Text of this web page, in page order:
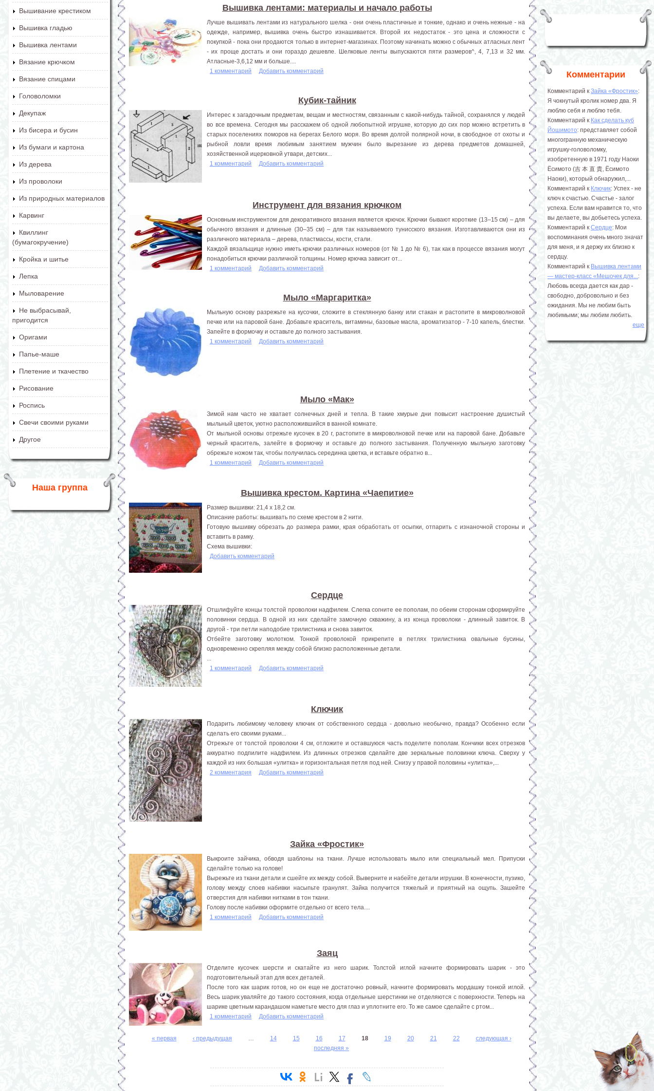
Вышивание крестиком
Вышивка гладью
Вышивка лентами
Вязание крючком
Вязание спицами
Головоломки
Декупаж
Из бисера и бусин
Из бумаги и картона
Из дерева
Из проволоки
Из природных материалов
Карвинг
Квиллинг
(бумагокручение)
Кройка и шитье
Лепка
Мыловарение
Не выбрасывай,
пригодится
Оригами
Папье-маше
Плетение и ткачество
Рисование
Роспись
Свечи своими руками
Другое
Наша группа
Вышивка лентами: материалы и начало работы
Лучше вышивать лентами из натурального шелка - они очень пластичные и тонкие, однако и очень нежные - на
одежде, например, вышивка очень быстро изнашивается. Второй их недостаток - это цена и сложности с
покупкой - пока они продаются только в интернет-магазинах. Поэтому начинать можно с обычных атласных лент
- их проще достать и они гораздо дешевле. Шелковые ленты выпускаются пяти размеров^, 4, 7,13 и 32 мм.
Атласные-3,6,12 мм и больше....
1 комментарий
Добавить комментарий
Кубик-тайник
Интерес к загадочным предметам, вещам и местностям, связанным с какой-нибудь тайной, сохранялся у людей
во все времена. Сегодня мы расскажем об одной любопытной игрушке, которую до сих пор можно встретить в
старых поселениях поморов на берегах Белого моря. Во время долгой полярной ночи, в свободное от охоты и
рыбной ловли время любимым занятием мужчин было вырезание из дерева предметов домашней,
хозяйственной ицерковной утвари, детских...
1 комментарий
Добавить комментарий
Инструмент для вязания крючком
Основным инструментом для декоративного вязания является крючок. Крючки бывают короткие (13–15 см) – для
обычного вязания и длинные (30–35 см) – для так называемого тунисского вязания. Изготавливаются они из
различного материала – дерева, пластмассы, кости, стали.
Каждой вязальщице нужно иметь крючки различных номеров (от № 1 до № 6), так как в процессе вязания могут
понадобиться крючки различной толщины. Номер крючка зависит от...
1 комментарий
Добавить комментарий
Мыло «Маргаритка»
Мыльную основу разрежьте на кусочки, сложите в стеклянную банку или стакан и растопите в микроволновой
печке или на паровой бане. Добавьте краситель, витамины, базовые масла, ароматизатор - 7-10 капель, блестки.
Запейте в формочку и оставьте до полного застывания.
1 комментарий
Добавить комментарий
Мыло «Мак»
Зимой нам часто не хватает солнечных дней и тепла. В такие хмурые дни повысит настроение душистый
мыльный цветок, уютно расположившийся в ванной комнате.
От мыльной основы отрежьте кусочек в 20 г, растопите в микроволновой печке или на паровой бане. Добавьте
черный краситель, залейте в формочку и оставьте до полного застывания. Полученную мыльную заготовку
обрежьте ножом так, чтобы получилась серединка цветка, и вставьте обратно в...
1 комментарий
Добавить комментарий
Вышивка крестом. Картина «Чаепитие»
Размер вышивки: 21,4 х 18,2 см.
Описание работы: вышивать по схеме крестом в 2 нити.
Готовую вышивку обрезать до размера рамки, края обработать от осыпки, отпарить с изнаночной стороны и
вставить в рамку.
Схема вышивки:
Добавить комментарий
Сердце
Отшлифуйте концы толстой проволоки надфилем. Слегка согните ее пополам, по обеим сторонам сформируйте
половинки сердца. В одной из них сделайте замочную скважину, а из конца проволоки - длинный завиток. В
другой - три петли наподобие трилистника и снова завиток.
Отбейте заготовку молотком. Тонкой проволокой прикрепите в петлях трилистника овальные бусины,
одновременно скрепляя между собой близко расположенные детали.
1 комментарий
Добавить комментарий
Ключик
Подарить любимому человеку ключик от собственного сердца - довольно необычно, правда? Особенно если
сделать его своими руками...
Отрежьте от толстой проволоки 4 см, отложите и оставшуюся часть поделите пополам. Кончики всех отрезков
аккуратно подпилите надфилем. Из длинных отрезков сделайте две зеркальные половинки ключа. Сверху у
каждой из них большая «улитка» и горизонтальная петля под ней. Снизу у правой половины «улитка»,...
2 комментария
Добавить комментарий
Зайка «Фростик»
Выкроите зайчика, обводя шаблоны на ткани. Лучше использовать мыло или специальный мел. Припуски
сделайте только на голове!
Вырежьте из ткани детали и сшейте их между собой. Выверните и набейте детали игрушки. В конечности, пузико,
голову между слоев набивки насыпьте гранулят. Зайка получится тяжелый и приятный на ощупь. Зашейте
отверстия для набивки нитками в тон ткани.
Голову после набивки оформите отдельно от всего тела....
1 комментарий
Добавить комментарий
Заяц
Отделите кусочек шерсти и скатайте из него шарик. Толстой иглой начните формировать шарик - это
подготовительный этап для всех деталей.
После того как шарик готов, но он еще не достаточно ровный, начните формировать мордашку тонкой иглой.
Весь шарик уваляйте до такого состояния, когда отдельные шерстинки не отделяются с поверхности. Теперь на
шарике цветным карандашом наметьте место для глаз и уплотните его. То же самое сделайте с ртом...
1 комментарий
Добавить комментарий
« первая ‹ предыдущая 14 15 16 17 18 19 20 21 22
следующая ›
последняя »
Комментарии
Комментарий к Зайка «Фростик»:
Я чокнутый кролик номер два. Я
люблю себя и люблю тебя.
Комментарий к Как сделать куб
Йошимото: представляет собой
многогранную механическую
игрушку-головоломку,
изобретенную в 1971 году Наоки
Ёсимото (吉 本 直 貴, Ёсимото
Наоки), который обнаружил,...
Комментарий к Ключик: Успех - не
ключ к счастью. Счастье - залог
успеха. Если вам нравится то, что
вы делаете, вы добьетесь успеха.
Комментарий к Сердце: Мои
воспоминания очень много значат
для меня, и я держу их близко к
сердцу.
Комментарий к Вышивка лентами
― мастер-класс «Мешочек для...:
Любовь всегда дается как дар -
свободно, добровольно и без
ожидания. Мы не любим быть
любимыми; мы любим любить.
еще